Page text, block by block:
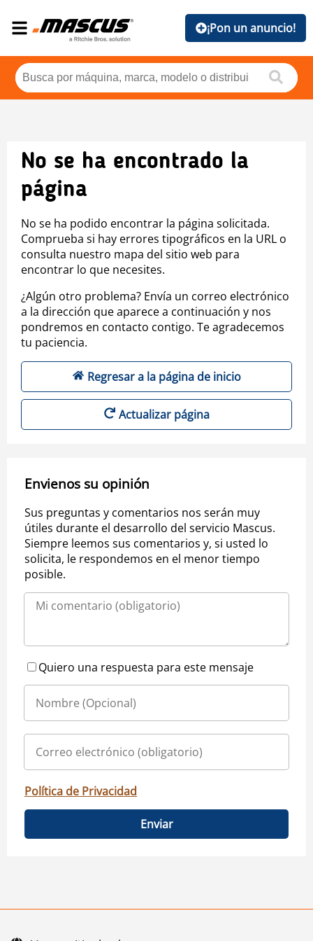
¡Pon un anuncio!
No se ha encontrado la
página
No se ha podido encontrar la página solicitada.
Comprueba si hay errores tipográficos en la URL o
consulta nuestro mapa del sitio web para
encontrar lo que necesites.
¿Algún otro problema? Envía un correo electrónico
a la dirección que aparece a continuación y nos
pondremos en contacto contigo. Te agradecemos
tu paciencia.
Regresar a la página de inicio
Actualizar página
Envienos su opinión
Sus preguntas y comentarios nos serán muy
útiles durante el desarrollo del servicio Mascus.
Siempre leemos sus comentarios y, si usted lo
solicita, le respondemos en el menor tiempo
posible.
Quiero una respuesta para este mensaje
Política de Privacidad
Enviar